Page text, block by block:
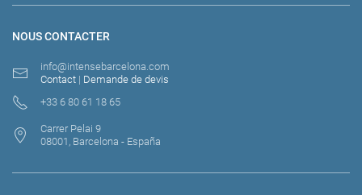
NOUS CONTACTER
info@intensebarcelona.com
Contact | Demande de devis
+33 6 80 61 18 65
Carrer Pelai 9
08001, Barcelona - España